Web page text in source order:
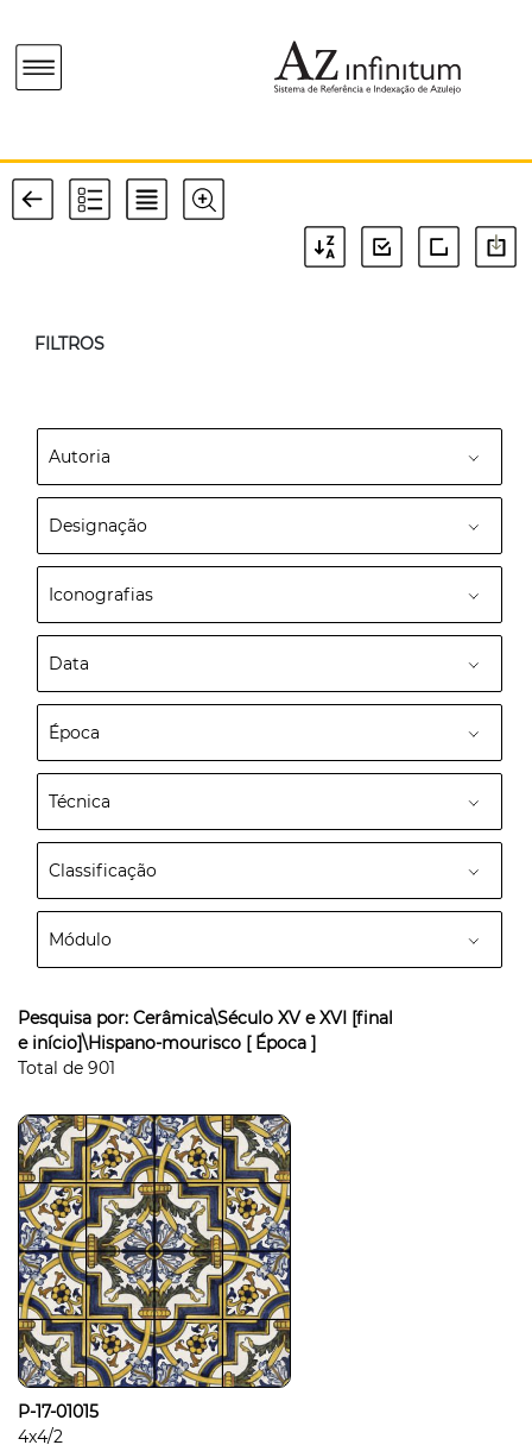
FILTROS
Autoria
Designação
Iconografias
Data
Época
Técnica
Classificação
Módulo
Pesquisa por: Cerâmica\Século XV e XVI [final
e início]\Hispano-mourisco [ Época ]
Total de 901
P-17-01015
4x4/2